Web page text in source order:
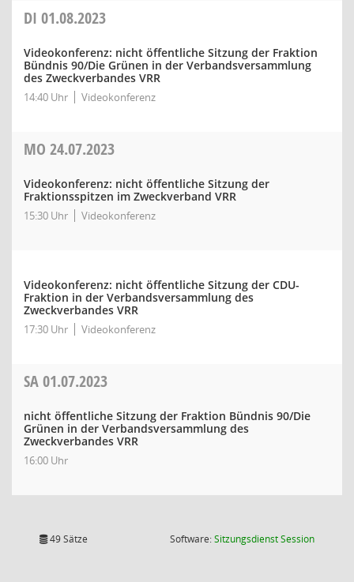
DI 01.08.2023
Videokonferenz: nicht öffentliche Sitzung der Fraktion
Bündnis 90/Die Grünen in der Verbandsversammlung
des Zweckverbandes VRR
14:40 Uhr Videokonferenz
MO 24.07.2023
Videokonferenz: nicht öffentliche Sitzung der
Fraktionsspitzen im Zweckverband VRR
15:30 Uhr Videokonferenz
Videokonferenz: nicht öffentliche Sitzung der CDU-
Fraktion in der Verbandsversammlung des
Zweckverbandes VRR
17:30 Uhr Videokonferenz
SA01.07.2023
nicht öffentliche Sitzung der Fraktion Bündnis 90/Die
Grünen in der Verbandsversammlung des
Zweckverbandes VRR
16:00 Uhr
49 Sätze Software:SitzungsdienstSession(Wird in